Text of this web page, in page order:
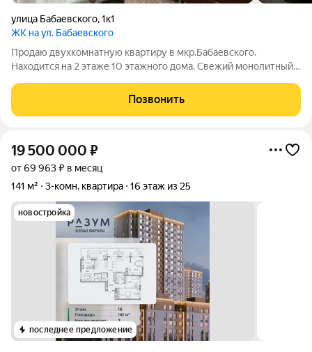
улица Бабаевского,1к1
ЖК на ул. Бабаевского
Продаю двухкомнатную квартиру в мкр.Бабаевского.
Находится на 2 этаже 10 этажного дома. Свежий монолитный
квартира. Выполнен косметический ремонт (пластиковые
окна, натяжные потолки).
Позвонить
19 500 000 ₽
от 69 963 ₽ в месяц
141 м²
3-комн. квартира 16 этаж из 25
новостройка
последнее предложение